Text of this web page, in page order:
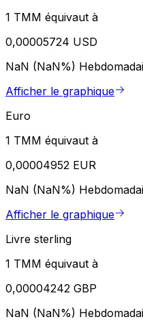
1 TMM équivaut à
0,00005724 USD
NaN (NaN%)
Afficher le graphique
Euro
1 TMM équivaut à
0,00004952 EUR
NaN (NaN%)
Afficher le graphique
Livre sterling
1 TMM équivaut à
0,00004242 GBP
NaN (NaN%)